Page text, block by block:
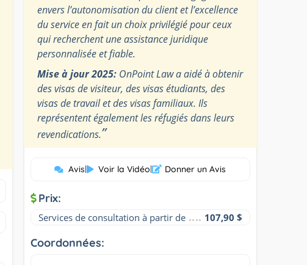
envers l’autonomisation du client et l’excellence
du service en fait un choix privilégié pour ceux
qui recherchent une assistance juridique
personnalisée et fiable.
Mise à jour 2025: OnPoint Law a aidé à obtenir
des visas de visiteur, des visas étudiants, des
visas de travail et des visas familiaux. Ils
représentent également les réfugiés dans leurs
revendications.”
Avis| Voir la Vidéo| Donner un Avis
Prix:
Services de consultation à partir de 107,90 $
Coordonnées: